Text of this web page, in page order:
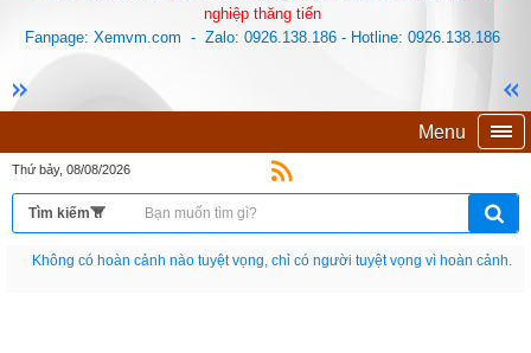
nghiệp thăng tiến
Fanpage: Xemvm.com - Zalo: 0926.138.186 - Hotline: 0926.138.186
Menu
Thứ bảy, 08/08/2026
Nếu như không chịu học tập thì cho dù đi vạn dặm đường cũng chỉ là anh đưa